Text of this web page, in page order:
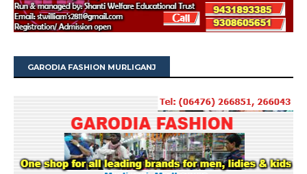
GARODIA FASHION MURLIGANJ